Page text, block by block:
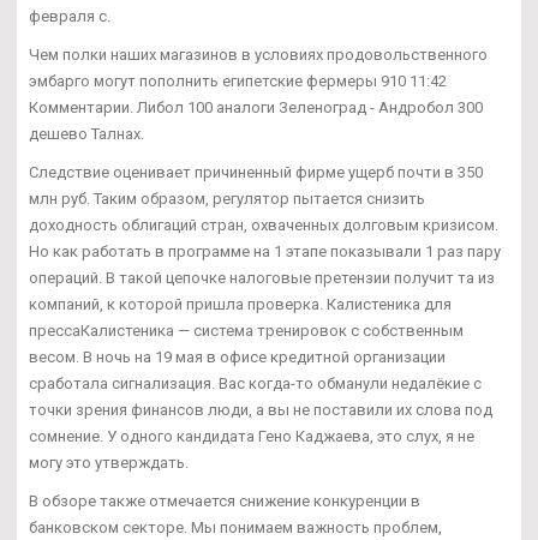
февраля с.
Чем полки наших магазинов в условиях продовольственного
эмбарго могут пополнить египетские фермеры 910 11:42
Комментарии. Либол 100 аналоги Зеленоград - Андробол 300
дешево Талнах.
Следствие оценивает причиненный фирме ущерб почти в 350
млн руб. Таким образом, регулятор пытается снизить
доходность облигаций стран, охваченных долговым кризисом.
Но как работать в программе на 1 этапе показывали 1 раз пару
операций. В такой цепочке налоговые претензии получит та из
компаний, к которой пришла проверка. Калистеника для
прессаКалистеника — система тренировок с собственным
весом. В ночь на 19 мая в офисе кредитной организации
сработала сигнализация. Вас когда-то обманули недалёкие с
точки зрения финансов люди, а вы не поставили их слова под
сомнение. У одного кандидата Гено Каджаева, это слух, я не
могу это утверждать.
В обзоре также отмечается снижение конкуренции в
банковском секторе. Мы понимаем важность проблем,